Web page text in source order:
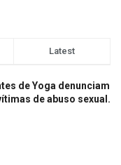
Latest
de Yoga denunciam
de abuso sexual.